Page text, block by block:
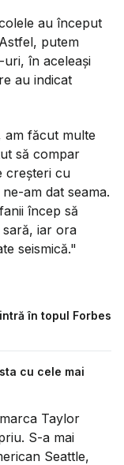
au început
putem
în aceleași
au indicat
am făcut multe
să compar
creșteri cu
am dat seama.
încep să
iar ora
seismică."
în topul Forbes
cu cele mai
Taylor
S-a mai
Seattle,